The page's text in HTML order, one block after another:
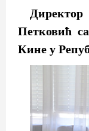
Петковић
Кине у